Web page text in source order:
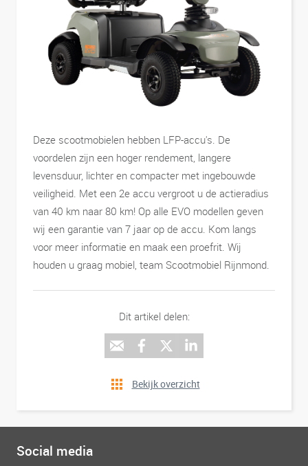
Deze scootmobielen hebben LFP-accu's. De
voordelen zijn een hoger rendement, langere
levensduur, lichter en compacter met ingebouwde
veiligheid. Met een 2e accu vergroot u de actieradius
van 40 km naar 80 km! Op alle EVO modellen geven
wij een garantie van 7 jaar op de accu. Kom langs
voor meer informatie en maak een proefrit. Wij
houden u graag mobiel, team Scootmobiel Rijnmond.
Dit artikel delen:
Bekijk overzicht
Social media